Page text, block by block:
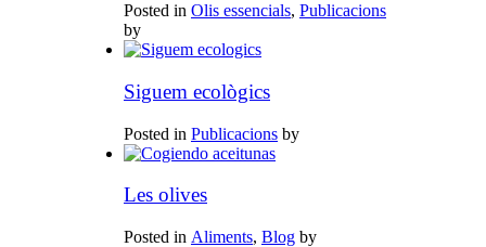
Posted in Olis essencials, Publicacions
by
Siguem ecològics
Posted in Publicacions by
Les olives
Posted in Aliments, Blog by